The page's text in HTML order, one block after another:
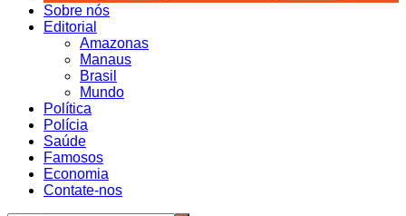
Sobre nós
Editorial
Amazonas
Manaus
Brasil
Mundo
Política
Polícia
Saúde
Famosos
Economia
Contate-nos